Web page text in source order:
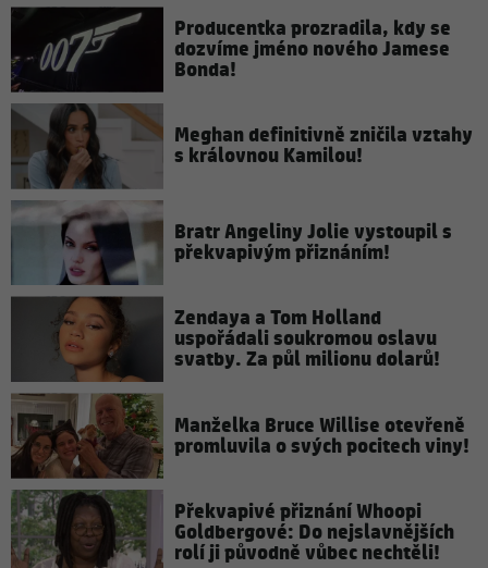
Producentka prozradila, kdy se
dozvíme jméno nového Jamese
Bonda!
Meghan definitivně zničila vztahy
s královnou Kamilou!
Bratr Angeliny Jolie vystoupil s
překvapivým přiznáním!
Zendaya a Tom Holland
uspořádali soukromou oslavu
svatby. Za půl milionu dolarů!
Manželka Bruce Willise otevřeně
promluvila o svých pocitech viny!
Překvapivé přiznání Whoopi
Goldbergové: Do nejslavnějších
rolí ji původně vůbec nechtěli!